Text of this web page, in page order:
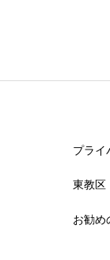
プライ
東教区
お勧め